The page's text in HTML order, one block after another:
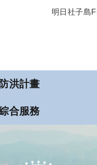
明日社子島
防洪計畫
合服務